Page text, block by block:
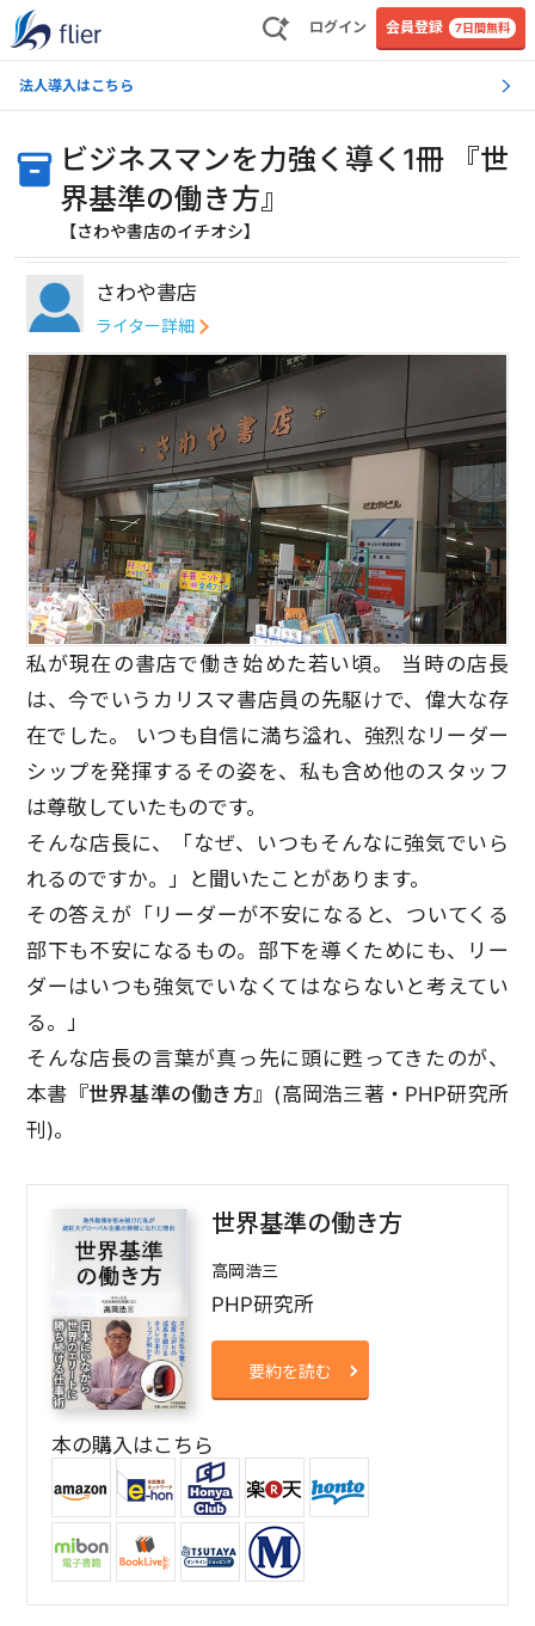
ログイン 会員登録 7日間無料
法人導入はこちら
ビジネスマンを力強く導く1冊 『世
界基準の働き方』
【さわや書店のイチオシ】
さわや書店
ライター詳細
私が現在の書店で働き始めた若い頃。 当時の店長
は、今でいうカリスマ書店員の先駆けで、偉大な存
在でした。 いつも自信に満ち溢れ、強烈なリーダー
シップを発揮するその姿を、私も含め他のスタッフ
は尊敬していたものです。
そんな店長に、「なぜ、いつもそんなに強気でいら
れるのですか。」と聞いたことがあります。
その答えが「リーダーが不安になると、ついてくる
部下も不安になるもの。部下を導くためにも、リー
ダーはいつも強気でいなくてはならないと考えてい
る。」
そんな店長の言葉が真っ先に頭に甦ってきたのが、
本書 『世界基準の働き方』 (高岡浩三著・PHP研究所
刊)。
世界基準の働き方
高岡浩三
PHP研究所
要約を読む
本の購入はこちら